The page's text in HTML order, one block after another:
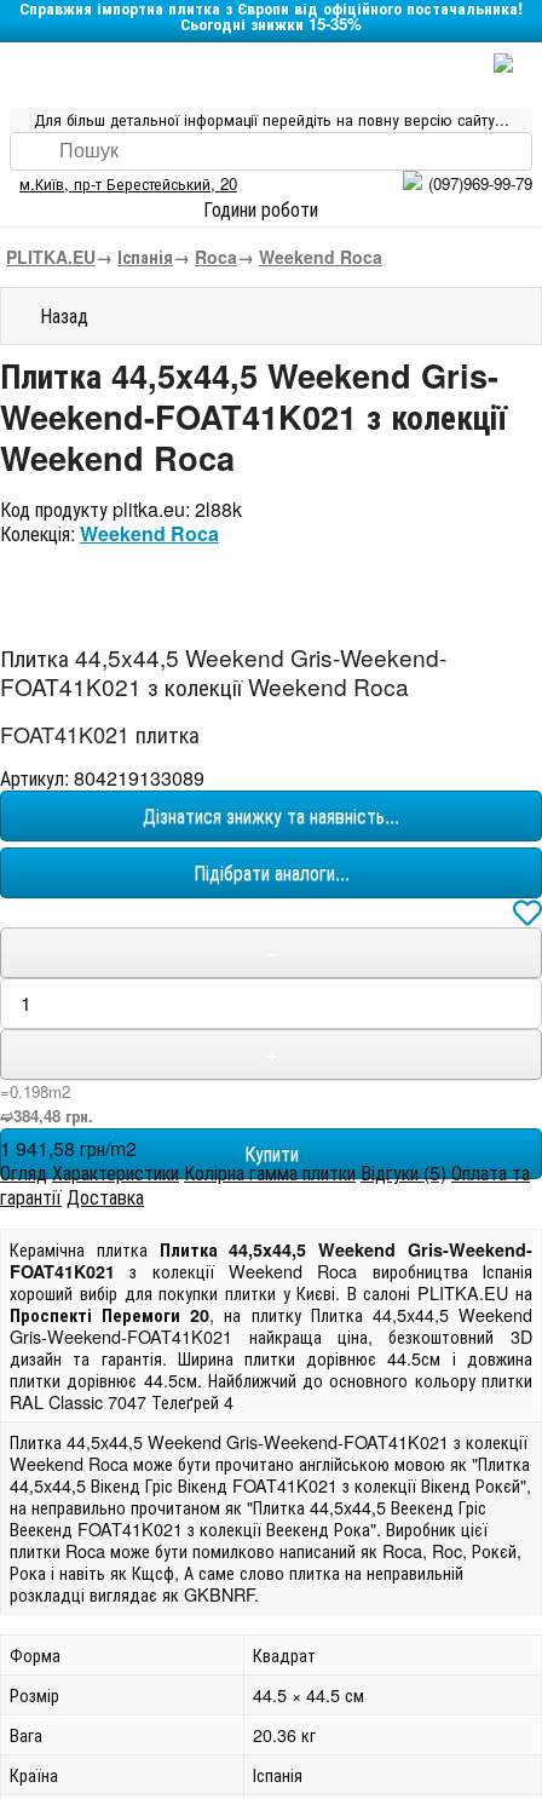
Справжня імпортна плитка з Європи від офіційного постачальника!
Сьогодні знижки 15-35%
Для більш детальної інформації перейдіть на повну версію сайту...
м.Київ, пр-т Берестейський, 20 (097)969-99-79
Години роботи
PLITKA.EU→ Іспанія→ Roca→ Weekend Roca
Назад
Плитка 44,5x44,5 Weekend Gris-
Weekend-FOAT41K021 з колекції
Weekend Roca
Код продукту plitka.eu: 2l88k
Колекція: Weekend Roca
Плитка 44,5x44,5 Weekend Gris-Weekend-
FOAT41K021 з колекції Weekend Roca
FOAT41K021 плитка
Артикул: 804219133089
Дізнатися знижку та наявність...
Підібрати аналоги...
=0.198m2
➫384,48 грн.
1 941,58 грн/m2
ОглядХарактеристикиКолірна гамма плиткиВідгуки (5)Оплата та
гарантії Доставка
Керамічна плитка Плитка 44,5x44,5 Weekend Gris-Weekend-
FOAT41K021
з колекції Weekend Roca виробництва Іспанія
хороший вибір для покупки плитки у Києві. В салоні PLITKA.EU на
Проспекті Перемоги 20, на плитку Плитка 44,5x44,5 Weekend
Gris-Weekend-FOAT41K021 найкраща ціна, безкоштовний 3D
дизайн та гарантія. Ширина плитки дорівнює 44.5см і довжина
плитки дорівнює 44.5см. Найближчий до основного кольору плитки
RAL Classic 7047 Телеґрей 4
Плитка 44,5x44,5 Weekend Gris-Weekend-FOAT41K021 з колекції
Weekend Roca може бути прочитано англійською мовою як "Плитка
44,5x44,5 Вікенд Гріс Вікенд FOAT41K021 з колекції Вікенд Рокєй",
на неправильно прочитаном як "Плитка 44,5x44,5 Веекенд Гріс
Веекенд FOAT41K021 з колекції Веекенд Рока". Виробник цієї
плитки Roca може бути помилково написаний як Roca, Roc, Рокєй,
Рока і навіть як Кщсф, А саме слово плитка на неправильній
розкладці виглядає як GKBNRF.
Форма
Квадрат
Розмір
44.5 × 44.5 см
Вага
20.36 кг
Країна
Іспанія